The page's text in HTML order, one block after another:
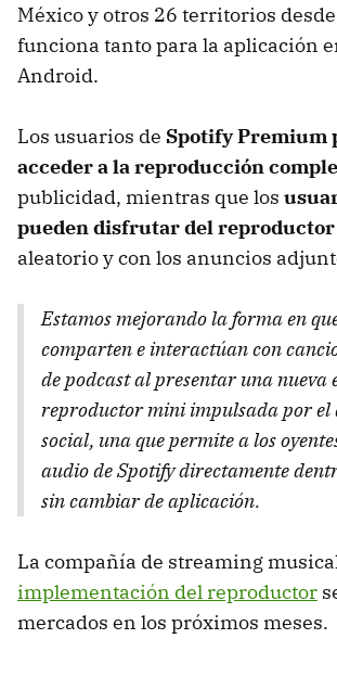
México y otros 26 territorios
funciona tanto para la aplicación
Android.
Los usuarios de Spotify Premium
acceder a la reproducción
publicidad, mientras que los
pueden disfrutar del reproductor
aleatorio y con los anuncios
Estamos mejorando la forma en
comparten e interactúan con
de podcast al presentar una nueva
reproductor mini impulsada por el
social, una que permite a los
audio de Spotify directamente
sin cambiar de aplicación.
La compañía de streaming
implementación del reproductor
mercados en los próximos meses.